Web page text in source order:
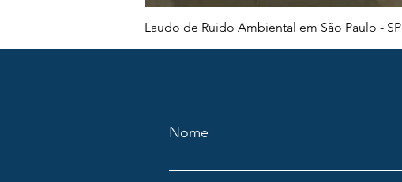
Laudo de Ruido Ambiental em São Paulo - SP
Nome